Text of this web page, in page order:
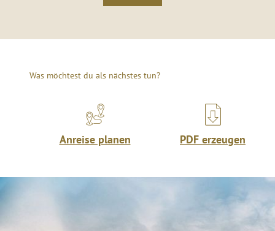
Was möchtest du als nächstes tun?
Anreise planen PDF erzeugen